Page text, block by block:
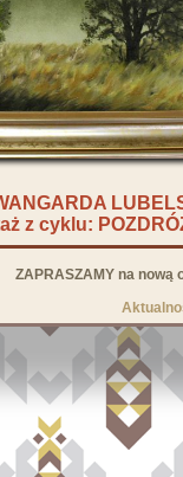
z cyklu:
ZAPRASZAMY na